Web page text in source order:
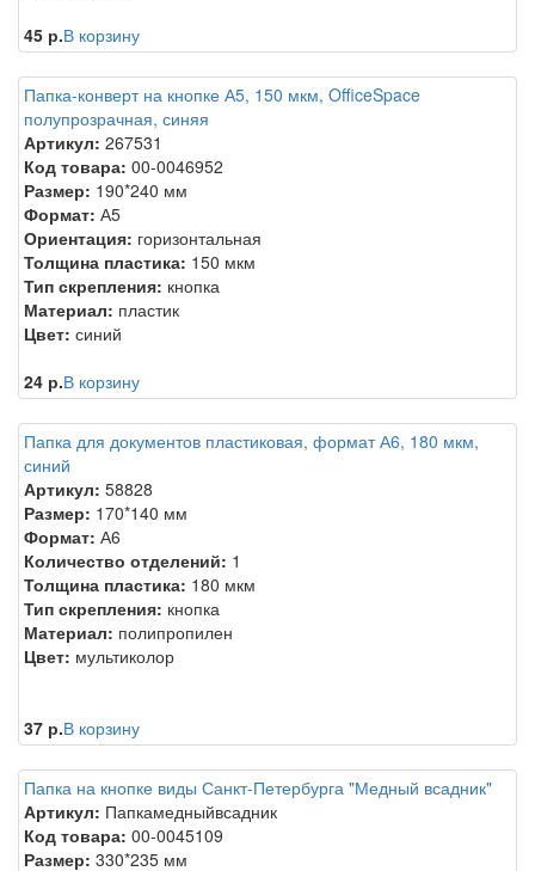
45 р.В корзину
Папка-конверт на кнопке А5, 150 мкм, OfficeSpace
полупрозрачная, синяя
Артикул: 267531
Код товара: 00-0046952
Размер: 190*240 мм
Формат: А5
Ориентация: горизонтальная
Толщина пластика: 150 мкм
Тип скрепления: кнопка
Материал: пластик
Цвет: синий
24 р.В корзину
Папка для документов пластиковая, формат А6, 180 мкм,
синий
Артикул: 58828
Размер: 170*140 мм
Формат: А6
Количество отделений: 1
Толщина пластика: 180 мкм
Тип скрепления: кнопка
Материал: полипропилен
Цвет: мультиколор
37 р.В корзину
Папка на кнопке виды Санкт-Петербурга "Медный всадник"
Артикул: Папкамедныйвсадник
Код товара: 00-0045109
Размер: 330*235 мм